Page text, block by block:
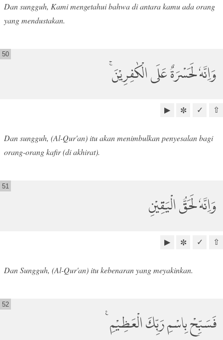
Dan sungguh, Kami mengetahui bahwa di antara kamu ada orang
yang mendustakan.
وَاِنَّهٗ لَحَسْرَةٌ عَلَى الْكٰفِرِيْنَۚ
50
⇧
✓
✼
▶
Dan sungguh, (Al-Qur'an) itu akan menimbulkan penyesalan bagi
orang-orang kafir (di akhirat).
وَاِنَّهٗ لَحَقُّ الْيَقِيْنِ
51
⇧
✓
✼
▶
Dan Sungguh, (Al-Qur'an) itu kebenaran yang meyakinkan.
فَسَبِّحْ بِاسْمِ رَبِّكَ الْعَظِيْمِ ࣖ
52